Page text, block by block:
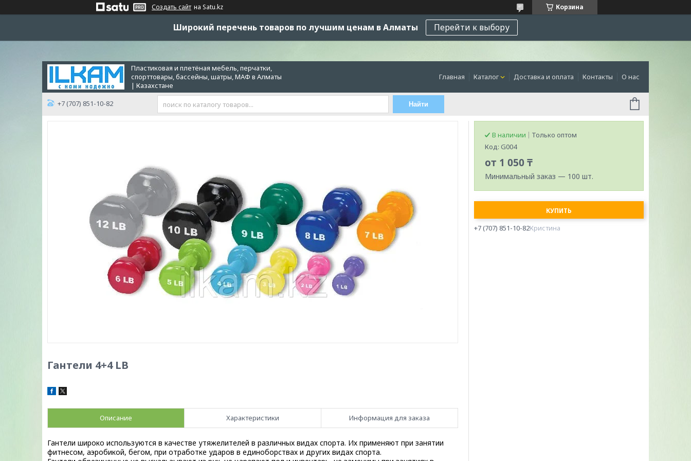
Создать сайт на Satu.kz Корзина
Широкий перечень товаров по лучшим ценам в Алматы Перейти к выбору
Пластиковая и плетёная мебель, перчатки,
спорттовары, бассейны, шатры, МАФ в Алматы
| Казахстане
Главная Каталог Доставка и оплата Контакты О нас
+7 (707) 851-10-82 Найти
Гантели 4+4 LB
Описание Характеристики Информация для заказа
Гантели широко используются в качестве утяжелителей в различных видах спорта. Их применяют при занятии
фитнесом, аэробикой, бегом, при отработке ударов в единоборствах и других видах спорта.
В наличии
Только оптом
Код: G004
от 1 050 ₸
Минимальный заказ — 100 шт.
КУПИТЬ
+7 (707) 851-10-82Кристина